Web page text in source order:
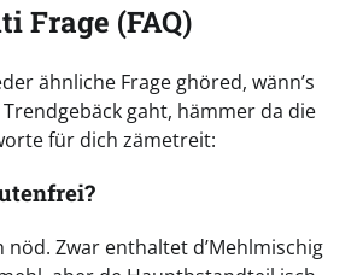
Frage (FAQ)
ähnliche Frage ghöred, wänn’s
gaht, hämmer da die
für dich zämetreit:
nöd. Zwar enthaltet d’Mehlmischig